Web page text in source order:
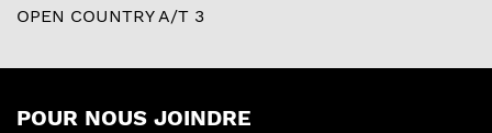
OPEN COUNTRY A/T 3
POUR NOUS JOINDRE